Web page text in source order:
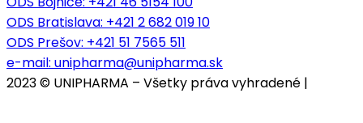
ODS Bratislava: +421 2 682 019 10
ODS Prešov: +421 51 7565 511
e-mail: unipharma@unipharma.sk
2023 © UNIPHARMA – Všetky práva vyhradené |